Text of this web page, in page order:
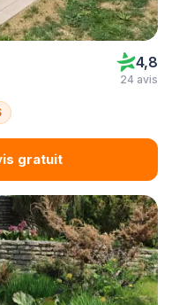
4,8
24 avis
gratuit